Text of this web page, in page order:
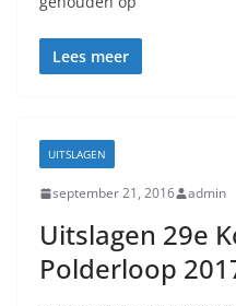
Lees meer
UITSLAGEN
september 21, 2016 admin
Uitslagen 29e
Polderloop